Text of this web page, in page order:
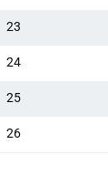
23
24
25
26